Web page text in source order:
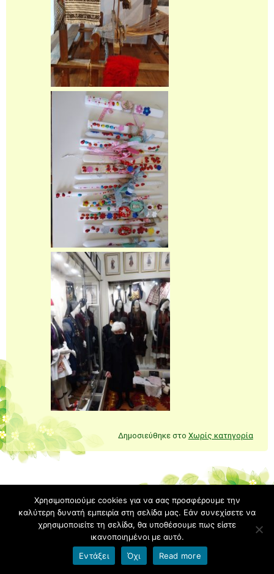
Δημοσιεύθηκε στο Χωρίς κατηγορία
Δράσεις Ιανουαρίου 2025 –
Φεβρουαρίου 2025
Posted on13 Μαρτίου 2025
21/01/2025 Πραγματοποιήθηκε η
Χρησιμοποιούμε cookies για να σας προσφέρουμε την
καλύτερη δυνατή εμπειρία στη σελίδα μας. Εάν συνεχίσετε να
χρησιμοποιείτε τη σελίδα, θα υποθέσουμε πως είστε
ικανοποιημένοι με αυτό.
Εντάξει
Όχι Read more